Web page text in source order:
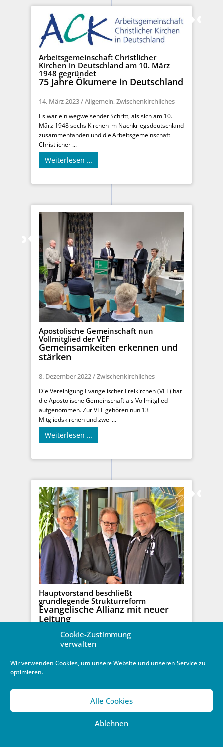
Cookie-Zustimmung
verwalten
Wir verwenden Cookies, um unsere Website und unseren Service zu
optimieren.
Alle Cookies
Ablehnen
Arbeitsgemeinschaft Christlicher
Kirchen in Deutschland am 10. März
1948 gegründet
75 Jahre Ökumene in Deutschland
14. März 2023/Allgemein,Zwischenkirchliches
Es war ein wegweisender Schritt, als sich am 10.
März 1948 sechs Kirchen im Nachkriegsdeutschland
zusammenfanden und die Arbeitsgemeinschaft
Christlicher ...
Weiterlesen …
Apostolische Gemeinschaft nun
Vollmitglied der VEF
Gemeinsamkeiten erkennen und
stärken
8. Dezember 2022/Zwischenkirchliches
Die Vereinigung Evangelischer Freikirchen (VEF) hat
die Apostolische Gemeinschaft als Vollmitglied
aufgenommen. Zur VEF gehören nun 13
Mitgliedskirchen und zwei ...
Weiterlesen …
Hauptvorstand beschließt
grundlegende Strukturreform
Evangelische Allianz mit neuer
Leitung
26. September 2022/Allgemein
Zwischenkirchliches
Frank Heinrich (58) ist einer von zwei Vorständen in
der neuen Doppelspitze der Evangelischen Allianz in
Weiterlesen …